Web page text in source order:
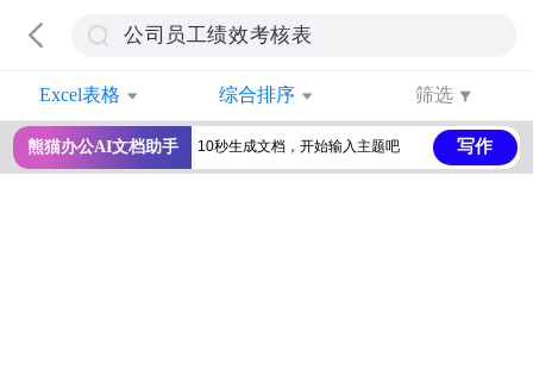
Excel表格 综合排序 筛选
熊猫办公AI文档助手 写作